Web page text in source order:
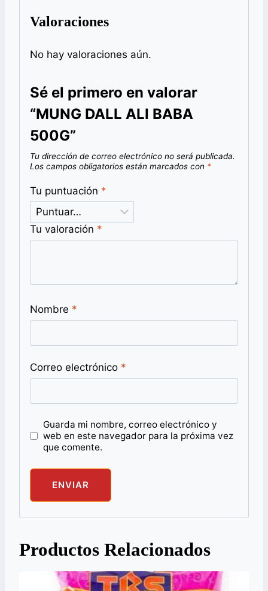
Valoraciones
No hay valoraciones aún.
Sé el primero en valorar
“MUNG DALL ALI BABA
500G”
Tu dirección de correo electrónico no será publicada.
Los campos obligatorios están marcados con *
Tu puntuación *
Tu valoración *
Nombre *
Correo electrónico *
Guarda mi nombre, correo electrónico y
web en este navegador para la próxima vez
que comente.
Productos Relacionados